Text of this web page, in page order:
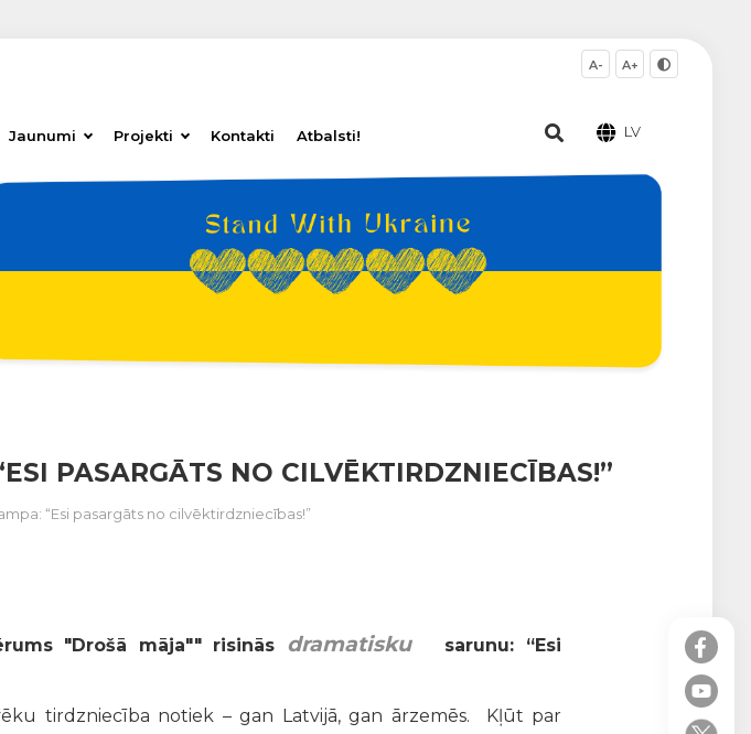
Jaunumi Projekti Kontakti Atbalsti!
A- A+
LV
PASARGĀTS NO CILVĒKTIRDZNIECĪBAS!”
“Esi pasargāts no cilvēktirdzniecības!”
"Drošā māja"" risinās dramatisku
sarunu: “Esi
tirdzniecība notiek – gan Latvijā, gan ārzemēs. Kļūt par